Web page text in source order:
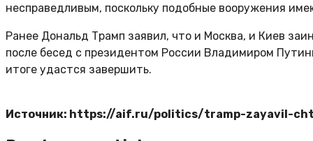
несправедливым, поскольку подобные вооружения
Ранее Дональд Трамп заявил, что и Москва, и Киев
после бесед с президентом России Владимиром
итоге удастся завершить.
Источник: https://aif.ru/politics/tramp-zayavil-